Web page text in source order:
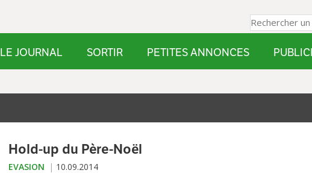
LE JOURNAL SORTIR PETITES ANNONCES
Hold-up du Père-Noël
EVASION 10.09.2014